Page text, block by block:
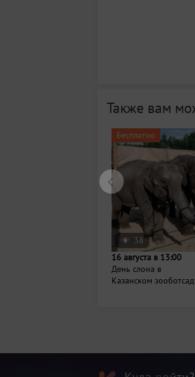
Также вам
38
Бесплатно
16 августа в 13:00
День слона в
Казанском